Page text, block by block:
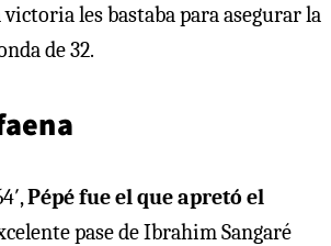
victoria les bastaba para asegurar la
de 32.
Pépé fue el que apretó el
pase de Ibrahim Sangaré